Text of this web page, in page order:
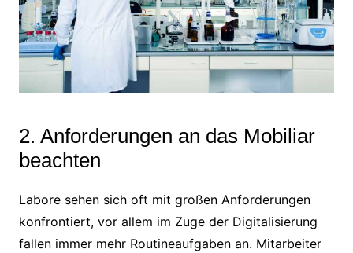
2. Anforderungen an das Mobiliar
beachten
Labore sehen sich oft mit großen Anforderungen
konfrontiert, vor allem im Zuge der Digitalisierung
fallen immer mehr Routineaufgaben an. Mitarbeiter